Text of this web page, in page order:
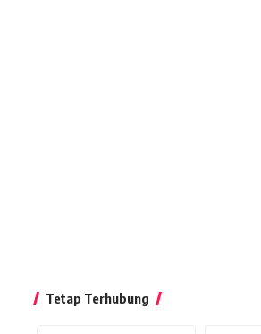
Tetap Terhubung